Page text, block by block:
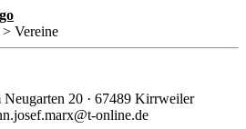
Vereine
20 · 67489 Kirrweiler
online.de